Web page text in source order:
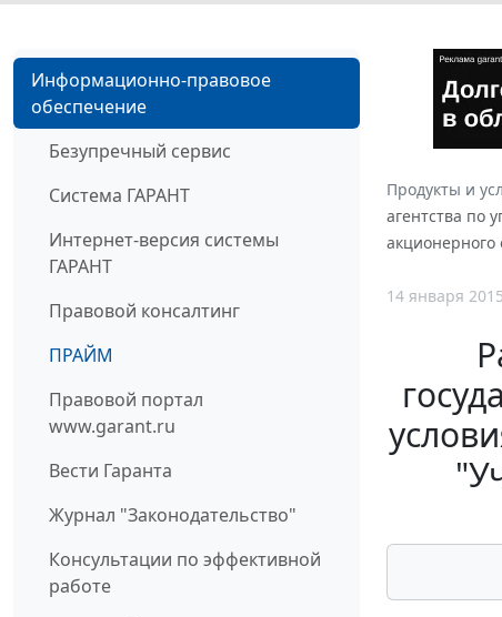
Информационно-правовое
обеспечение
Безупречный сервис
Система ГАРАНТ
Интернет-версия системы
ГАРАНТ
Правовой консалтинг
ПРАЙМ
Правовой портал
www.garant.ru
Вести Гаранта
Журнал "Законодательство"
Консультации по эффективной
работе
Продукты и
агентства по
акционерного
14 января 2015